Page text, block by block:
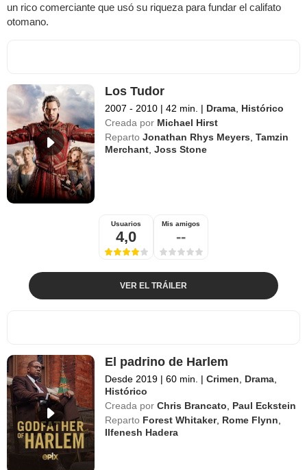
un rico comerciante que usó su riqueza para fundar el califato
otomano.
Los Tudor
2007 - 2010 | 42 min. | Drama, Histórico
Creada por Michael Hirst
Reparto Jonathan Rhys Meyers,Tamzin
Merchant,Joss Stone
Usuarios
4,0
Mis amigos
--
VER EL TRÁILER
El padrino de Harlem
Desde 2019 | 60 min. | Crimen, Drama,
Histórico
Creada por Chris Brancato, Paul Eckstein
Reparto Forest Whitaker, Rome Flynn,
Ilfenesh Hadera